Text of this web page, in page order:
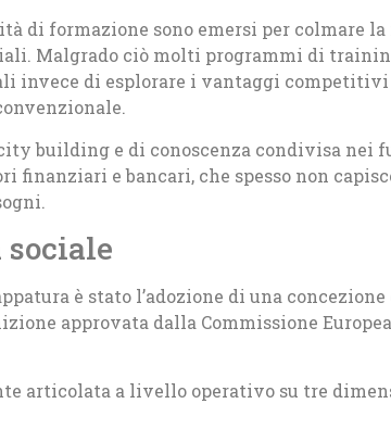
di formazione sono emersi per colmare la
Malgrado ciò molti programmi di
invece di esplorare i vantaggi competitivi
building e di conoscenza condivisa nei
finanziari e bancari, che spesso non
è stato l’adozione di una concezione
approvata dalla Commissione
articolata a livello operativo su tre